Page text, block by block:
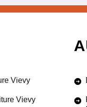
Vievy
Vievy